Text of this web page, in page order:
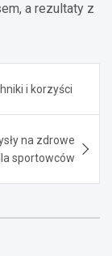
a rezultaty z
i korzyści
na zdrowe
sportowców